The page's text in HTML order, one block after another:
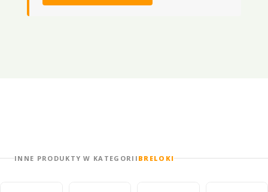
INNE PRODUKTY W KATEGORII BRELOKI